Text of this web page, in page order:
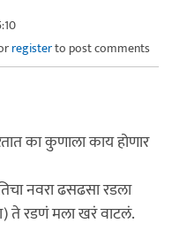
registerto post comments
का कुणाला काय होणार
नवरा ढसढसा रडला
ते रडणं मला खरं वाटलं.